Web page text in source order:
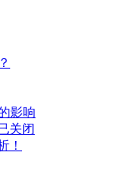
影响
关闭
！